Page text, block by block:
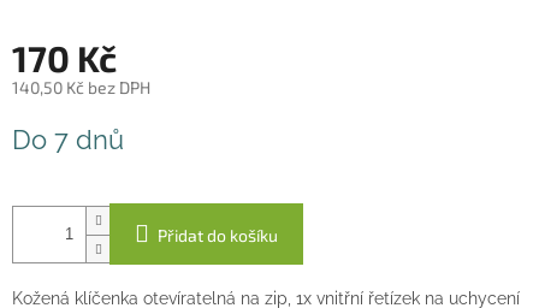
170 Kč
140,50 Kč bez DPH
cena:
Do 7 dnů
Přidat do košíku
Kožená klíčenka otevíratelná na zip, 1x vnitřní řetízek na uchycení